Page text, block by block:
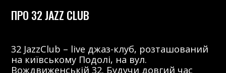
ПРО 32 JAZZ CLUB
32 JazzClub – live джаз-клуб, розташований
на київському Подолі, на вул.
Вождвиженській 32. Будучи довгий час